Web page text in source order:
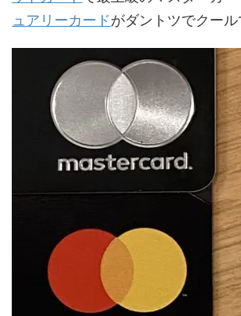
ュアリーカードがダントツでクール